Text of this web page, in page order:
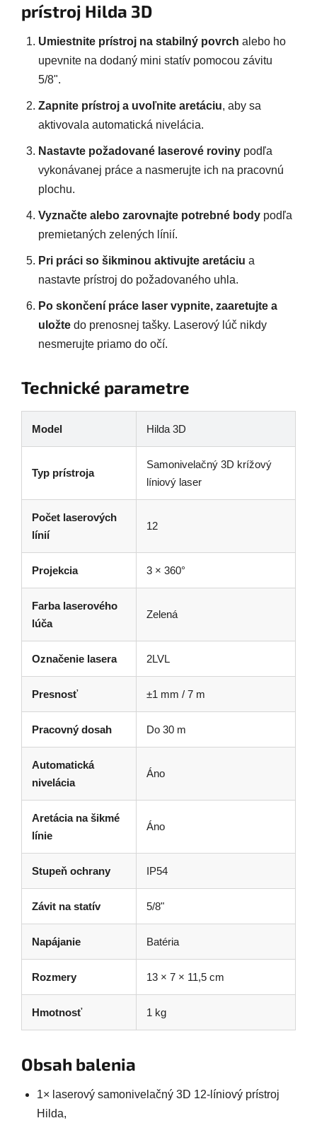
prístroj Hilda 3D
Umiestnite prístroj na stabilný povrch alebo ho
upevnite na dodaný mini statív pomocou závitu
5/8".
Zapnite prístroj a uvoľnite aretáciu, aby sa
aktivovala automatická nivelácia.
Nastavte požadované laserové roviny podľa
vykonávanej práce a nasmerujte ich na pracovnú
plochu.
Vyznačte alebo zarovnajte potrebné body podľa
premietaných zelených línií.
Pri práci so šikminou aktivujte aretáciu a
nastavte prístroj do požadovaného uhla.
Po skončení práce laser vypnite, zaaretujte a
uložte do prenosnej tašky. Laserový lúč nikdy
nesmerujte priamo do očí.
Technické parametre
Model Hilda 3D
Typ prístroja
Samonivelačný 3D krížový
líniový laser
Počet laserových
línií
12
Projekcia 3 × 360°
Farba laserového
lúča
Zelená
Označenie lasera 2LVL
Presnosť ±1 mm / 7 m
Pracovný dosah Do 30 m
Automatická
nivelácia
Áno
Aretácia na šikmé
línie
Áno
Stupeň ochrany IP54
Závit na statív 5/8"
Napájanie Batéria
Rozmery 13 × 7 × 11,5 cm
Hmotnosť 1 kg
Obsah balenia
1× laserový samonivelačný 3D 12-líniový prístroj
Hilda,